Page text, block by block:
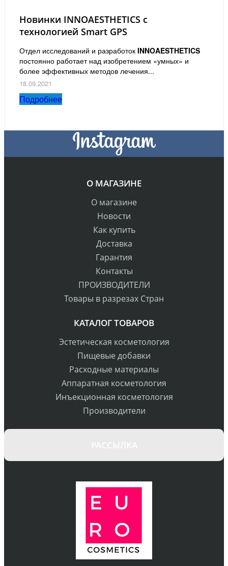
Новинки INNOAESTHETICS с
технологией Smart GPS
Отдел исследований и разработок INNOAESTHETICS
постоянно работает над изобретением «умных» и
более эффективных методов лечения...
18.09.2021
Подробнее
О МАГАЗИНЕ
О магазине
Новости
Как купить
Доставка
Гарантия
Контакты
ПРОИЗВОДИТЕЛИ
Товары в разрезах Стран
КАТАЛОГ ТОВАРОВ
Эстетическая косметология
Пищевые добавки
Расходные материалы
Аппаратная косметология
Инъекционная косметология
Производители